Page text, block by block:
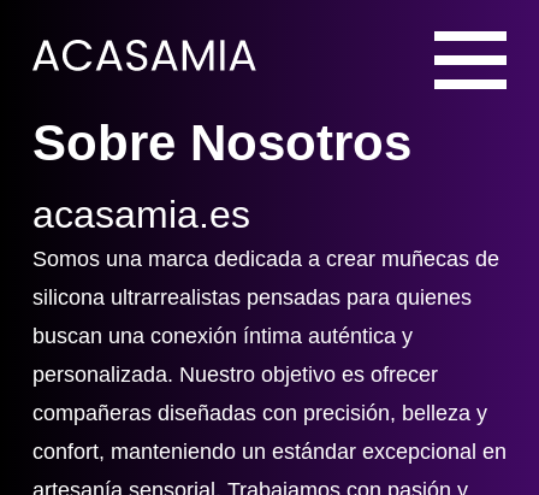
Sobre Nosotros
acasamia.es
Somos una marca dedicada a crear muñecas de
silicona ultrarrealistas pensadas para quienes
buscan una conexión íntima auténtica y
personalizada. Nuestro objetivo es ofrecer
compañeras diseñadas con precisión, belleza y
confort, manteniendo un estándar excepcional en
artesanía sensorial. Trabajamos con pasión y